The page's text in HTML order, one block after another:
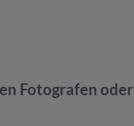
Fotografen oder